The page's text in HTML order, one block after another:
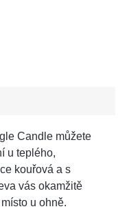
Candle můžete
u teplého,
kouřová a s
vás okamžitě
u ohně.